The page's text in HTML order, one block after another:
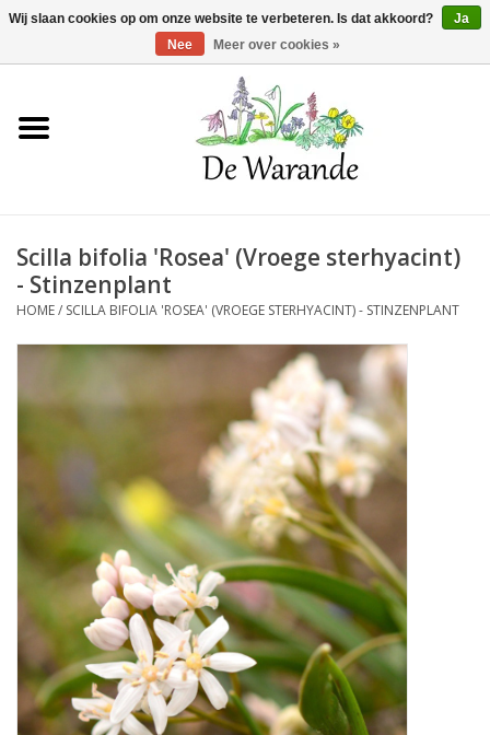
Winkelwagen >0 Artikelen - €0,00
Home
Voorjaarsbloeiers
Schaduwplanten
Aanbiedingen
Bodemverbetering
Overige producten
Advies
Scilla bifolia 'Rosea' (Vroege sterhyacint)
- Stinzenplant
HOME/ SCILLA BIFOLIA 'ROSEA' (VROEGE STERHYACINT) - STINZENPLANT
Wij slaan cookies op om onze website te verbeteren. Is dat akkoord?
Ja
Nee
Meer over cookies »